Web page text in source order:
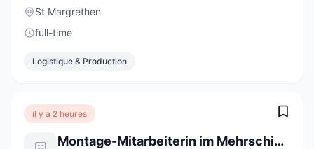
St Margrethen
full-time
Logistique & Production
il y a 2 heures
Montage-Mitarbeiterin im Mehrschichtbetrieb 80 - 100% (m/w/d)